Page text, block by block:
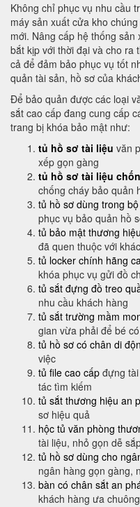
Không chỉ phục vụ nhu cầu
máy sản xuất cửa kho
mới. Nâng cấp hệ thống
bắt kịp với thời đại và cho
cả để đảm bảo phục vụ tốt
quản tài sản, hồ sơ của
Để bảo quản được các loại
sắt cao cấp đang cung cấp
trang bị khóa bảo mật như:
tủ hồ sơ tài liệu văn
xếp gọn gàng
tủ hồ sơ tài liệu
chống cháy bảo quản
tủ hồ sơ dùng trong
phục vụ bảo quản hồ
tủ bảo mật thương
đã quen thuộc với
tủ locker chính hãng
khóa phục vụ gửi đồ
tủ sắt đựng đồ treo
nhu cầu khách hàng
tủ sắt trường mầm
gian vừa phải để bé
tủ hồ sơ có chân di
việc
tủ file cao cấp đựng
tác tìm kiếm
tủ sắt thương hiệu an
sơ hiệu quả
hộc tủ văn phòng
tài liệu, nhỏ gọn dễ
tủ hồ sơ dùng cho
ngân hàng gọn gàng,
bàn có chân sắt an
khách hàng ưa